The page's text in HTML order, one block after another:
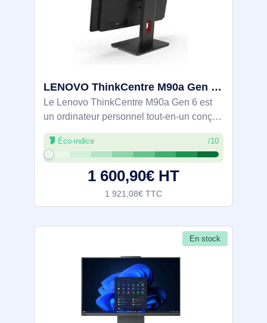
LENOVO ThinkCentre M90a Gen 6 Intel Core Ultra 7 265 23.8p FHD 16Go 512Go SSD M.2 2280 PCIe Intel Gr - 13AT002RFR
Le Lenovo ThinkCentre M90a Gen 6 est
un ordinateur personnel tout-en-un conçu
pour améliorer la productivité et
rationaliser les espaces de travail. Doté
d'un écran Full HD de 23,8 pouces, ce
Éco-indice /10
1 600,90€ HT
1 921,08€ TTC
En stock